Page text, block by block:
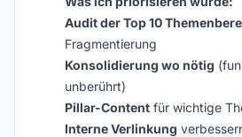
Audit der Top 10
Fragmentierung
Konsolidierung wo nötig
unberührt)
Pillar-Content für wichtige
Interne Verlinkung